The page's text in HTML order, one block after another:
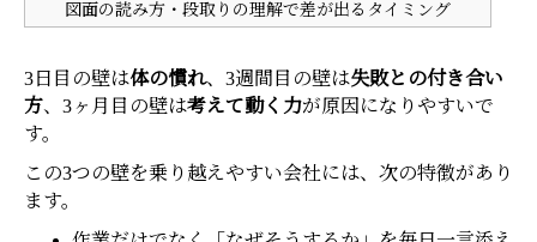
図面の読み方・段取りの理解で差が出るタイミング
3日目の壁は体の慣れ、3週間目の壁は失敗との付き合い
方、3ヶ月目の壁は考えて動く力が原因になりやすいで
す。
この3つの壁を乗り越えやすい会社には、次の特徴があり
ます。